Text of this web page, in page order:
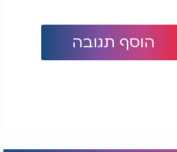
הוסף תגובה